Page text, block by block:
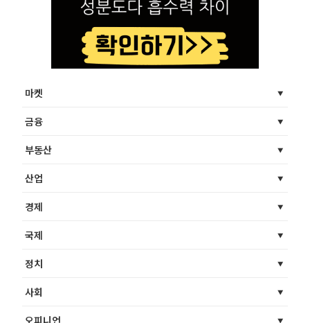
마켓
금융
부동산
산업
경제
국제
정치
사회